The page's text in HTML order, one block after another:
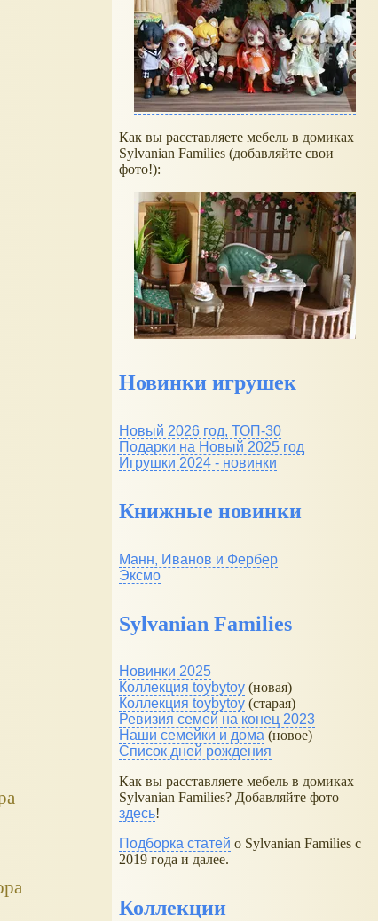
Как вы расставляете мебель в домиках
Sylvanian Families (добавляйте свои
фото!):
Новинки игрушек
Новый 2026 год, ТОП-30
Подарки на Новый 2025 год
Игрушки 2024 - новинки
Книжные новинки
Манн, Иванов и Фербер
Эксмо
Sylvanian Families
Новинки 2025
Коллекция toybytoy (новая)
Коллекция toybytoy (старая)
Ревизия семей на конец 2023
Наши семейки и дома (новое)
Список дней рождения
Как вы расставляете мебель в домиках
Sylvanian Families? Добавляйте фото
здесь!
Подборка статей о Sylvanian Families с
2019 года и далее.
Коллекции